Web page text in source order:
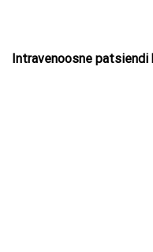
Intravenoosne patsiendi